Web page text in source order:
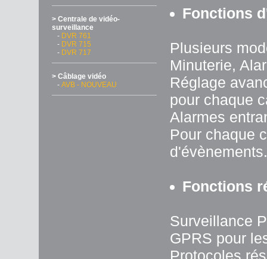
> Centrale de vidéo-
surveillance
- DVR 761
- DVR 715
- DVR 717
> Câblage vidéo
- AVB - NOUVEAU
Fonctions
Plusieurs
Minuterie,
Réglage
pour chaque
Alarmes
Pour chaque
d'évènements.
Fonctions
Surveillance
GPRS pour
Protocoles